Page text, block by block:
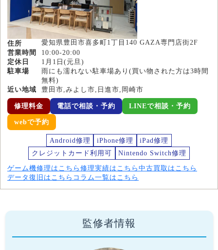
住所
愛知県豊田市喜多町1丁目140 GAZA専門店街2F
営業時間
10:00-20:00
定休日
1月1日(元旦)
駐車場
雨にも濡れない駐車場あり(買い物された方は3時間
無料)
近い地域
豊田市,みよし市,日進市,岡崎市
修理料金 電話で相談・予約 LINEで相談・予約
webで予約
Android修理 iPhone修理
iPad修理
クレジットカード利用可
Nintendo Switch修理
ゲーム機修理はこちら 修理実績はこちら 中古買取はこちら
データ復旧はこちら コラム一覧はこちら
監修者情報